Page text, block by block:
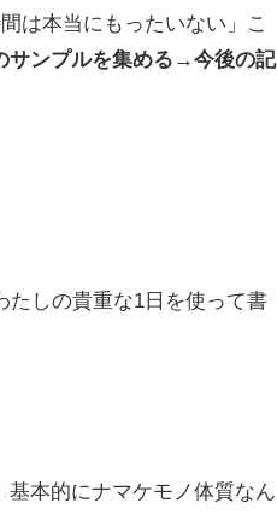
は本当にもったいない」こ
サンプルを集める→今後の記
たしの貴重な1日を使って書
本的にナマケモノ体質なん